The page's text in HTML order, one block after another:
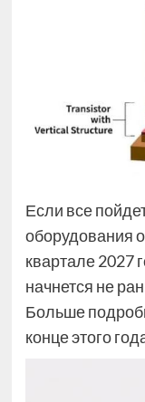
Если все
оборудования
квартале 2027
начнется не
Больше
конце этого